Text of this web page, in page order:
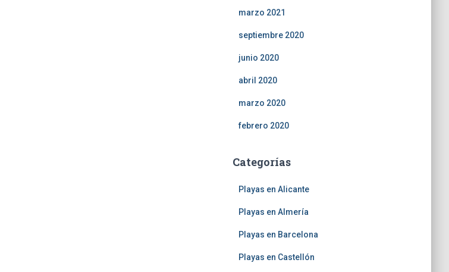
marzo 2021
septiembre 2020
junio 2020
abril 2020
marzo 2020
febrero 2020
Categorías
Playas en Alicante
Playas en Almería
Playas en Barcelona
Playas en Castellón